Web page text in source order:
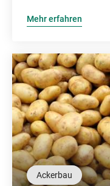
Mehr erfahren
Ackerbau